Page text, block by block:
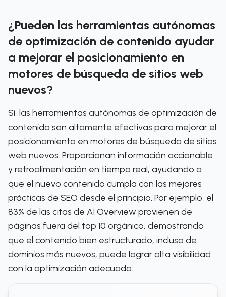
¿Pueden las herramientas autónomas
de optimización de contenido ayudar
a mejorar el posicionamiento en
motores de búsqueda de sitios web
nuevos?
Sí, las herramientas autónomas de optimización de
contenido son altamente efectivas para mejorar el
posicionamiento en motores de búsqueda de sitios
web nuevos. Proporcionan información accionable
y retroalimentación en tiempo real, ayudando a
que el nuevo contenido cumpla con las mejores
prácticas de SEO desde el principio. Por ejemplo, el
83% de las citas de AI Overview provienen de
páginas fuera del top 10 orgánico, demostrando
que el contenido bien estructurado, incluso de
dominios más nuevos, puede lograr alta visibilidad
con la optimización adecuada.